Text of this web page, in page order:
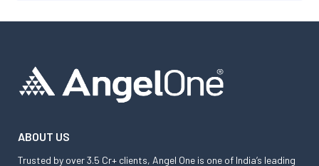
ABOUT US
Trusted by over 3.5 Cr+ clients, Angel One is one of India’s leading